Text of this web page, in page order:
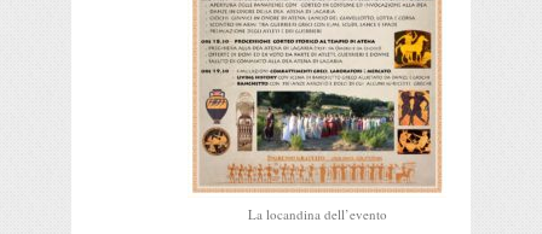
La locandina dell’evento